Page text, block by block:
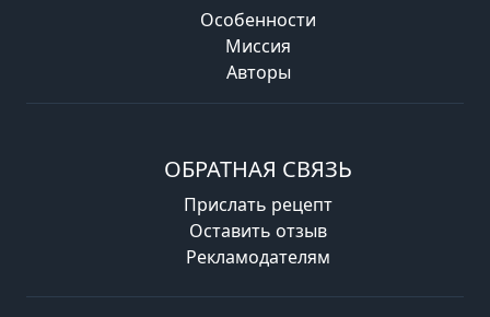
Особенности
Миссия
Авторы
ОБРАТНАЯ СВЯЗЬ
Прислать рецепт
Оставить отзыв
Рекламодателям